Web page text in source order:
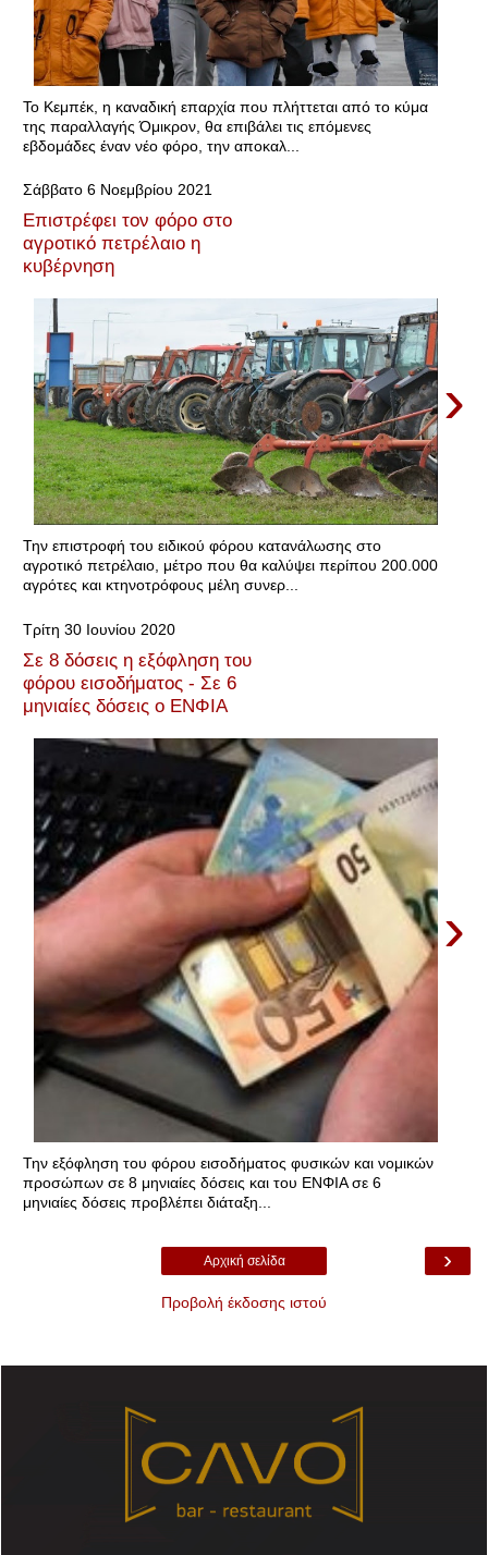
Το Κεμπέκ, η καναδική επαρχία που πλήττεται από το κύμα
της παραλλαγής Όμικρον, θα επιβάλει τις επόμενες
εβδομάδες έναν νέο φόρο, την αποκαλ...
Σάββατο 6 Νοεμβρίου 2021
Επιστρέφει τον φόρο στο
αγροτικό πετρέλαιο η
κυβέρνηση
›
Την επιστροφή του ειδικού φόρου κατανάλωσης στο
αγροτικό πετρέλαιο, μέτρο που θα καλύψει περίπου 200.000
αγρότες και κτηνοτρόφους μέλη συνερ...
Τρίτη 30 Ιουνίου 2020
Σε 8 δόσεις η εξόφληση του
φόρου εισοδήματος - Σε 6
μηνιαίες δόσεις ο ΕΝΦΙΑ
›
Την εξόφληση του φόρου εισοδήματος φυσικών και νομικών
προσώπων σε 8 μηνιαίες δόσεις και του ΕΝΦΙΑ σε 6
μηνιαίες δόσεις προβλέπει διάταξη...
›
Αρχική σελίδα
Προβολή έκδοσης ιστού